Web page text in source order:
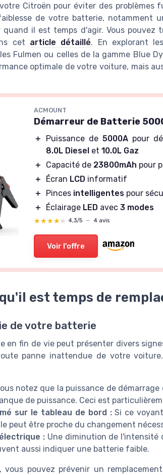
Citroën pour éviter des
de votre batterie, notamment
il est temps d'agir. Vous pouvez
cet article détaillé. En explorant
Fulmen ou celles de la gamme Blue
optimale de votre voiture, mais
ACMOUNT
Démarreur de Batterie
＋ Puissance de 5000Apour
8.0L Diesel et10.0L Gaz
＋
Capacité de 23800mAh pour
＋
Écran LCD informatif
＋
Pinces intelligentes pour
＋
Éclairage LED avec3 modes
★★★★★
★★★★★ 4,3/5 — 4 avis
Voir l'offre
est temps de
de votre batterie
en fin de vie peut présenter divers
panne inattendue de votre
notez que la puissance de
de puissance. Ceci est
sur le tableau de bord :Si ce
peut être proche du changement
:Une diminution de l'intensité
aussi indiquer une batterie faible.
vous pouvez prévenir un